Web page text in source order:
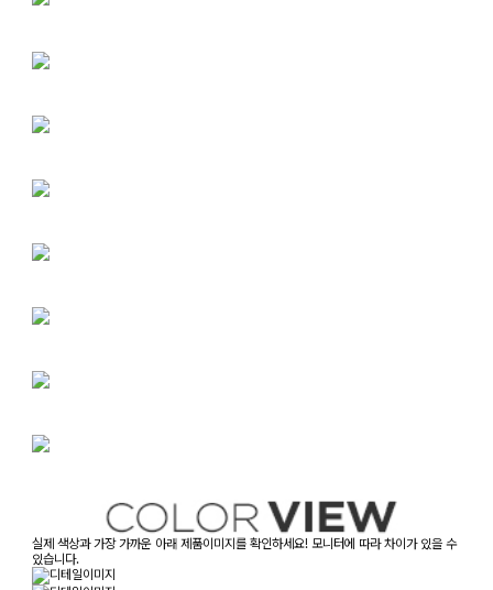
실제 색상과 가장 가까운 아래 제품이미지를 확인하세요! 모니터에 따라 차이가 있을 수
있습니다.